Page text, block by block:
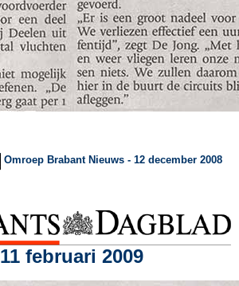
Omroep Brabant Nieuws - 12 december 2008
11 februari 2009